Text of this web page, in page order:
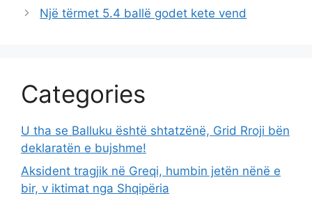
Një tërmet 5.4 ballë godet kete vend
Categories
U tha se Balluku është shtatzënë, Grid Rroji bën
deklaratën e bujshme!
Aksident tragjik në Greqi, humbin jetën nënë e
bir, v iktimat nga Shqipëria